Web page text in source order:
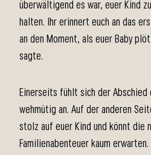
überwältigend es war, euer Kind
halten. Ihr erinnert euch an das
an den Moment, als euer Baby
sagte.
Einerseits fühlt sich der Abschied
wehmütig an. Auf der anderen
stolz auf euer Kind und könnt die
Familienabenteuer kaum